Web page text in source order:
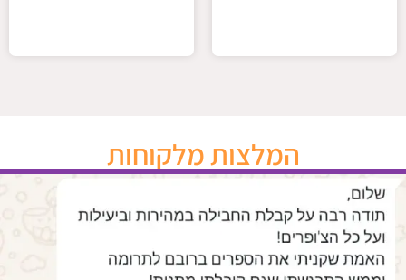
המלצות מלקוחות